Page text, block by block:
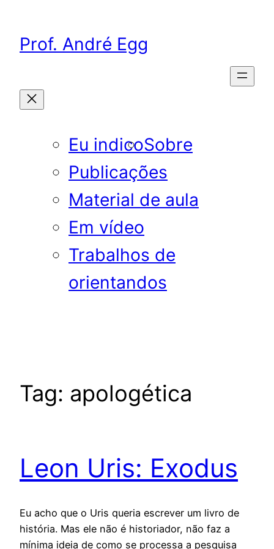
Prof. André Egg
Eu indicoSobre
Publicações
Material de aula
Em vídeo
Trabalhos de
orientandos
Tag: apologética
Leon Uris: Exodus
Eu acho que o Uris queria escrever um livro de
história. Mas ele não é historiador, não faz a
mínima ideia de como se processa a pesquisa